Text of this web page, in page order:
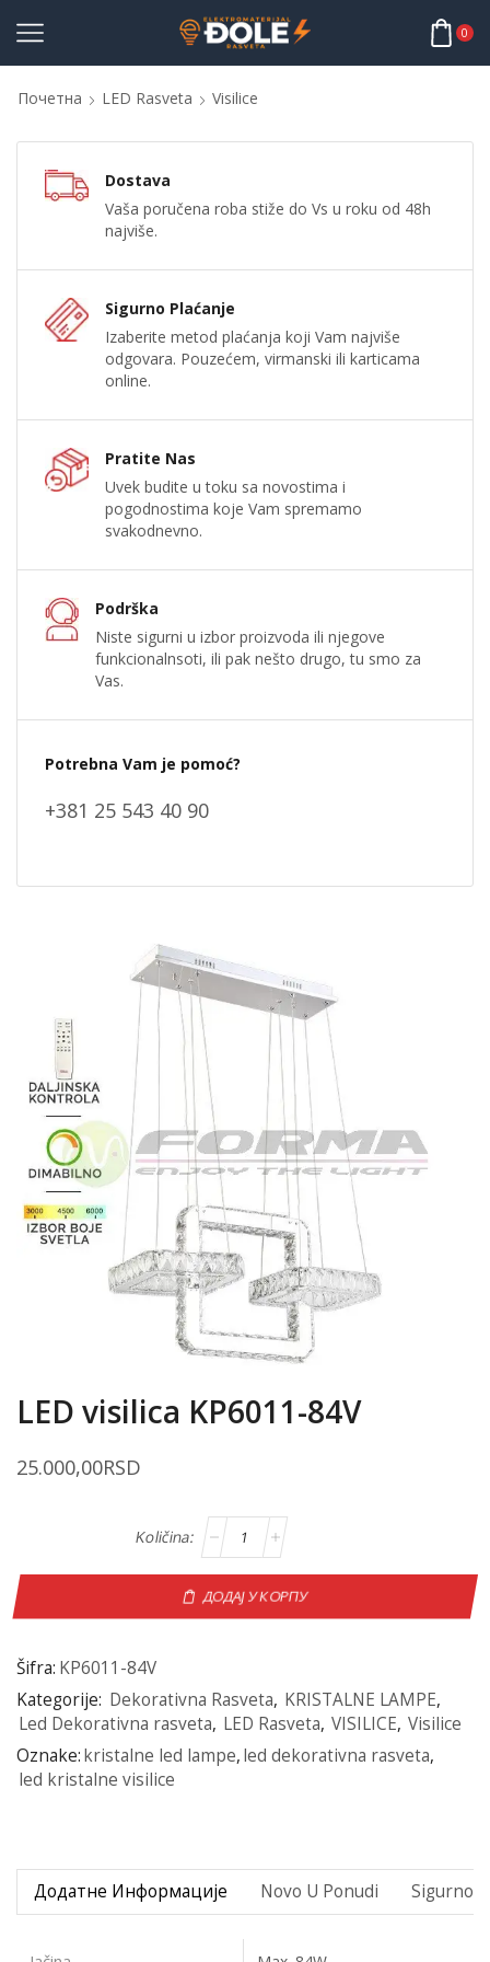
0
Почетна LED Rasveta Visilice
Dostava
Vaša poručena roba stiže do Vs u roku od 48h
najviše.
Sigurno Plaćanje
Izaberite metod plaćanja koji Vam najviše
odgovara. Pouzećem, virmanski ili karticama
online.
Pratite Nas
Uvek budite u toku sa novostima i
pogodnostima koje Vam spremamo
svakodnevno.
Podrška
Niste sigurni u izbor proizvoda ili njegove
funkcionalnsoti, ili pak nešto drugo, tu smo za
Vas.
Potrebna Vam je pomoć?
+381 25 543 40 90
LED visilica KP6011-84V
25.000,00RSD
ДОДАЈ У КОРПУ
Šifra: KP6011-84V
Kategorije: Dekorativna Rasveta, KRISTALNE LAMPE,
Led Dekorativna rasveta, LED Rasveta, VISILICE, Visilice
Oznake:kristalne led lampe,led dekorativna rasveta,
led kristalne visilice
Додатне Информације Novo U Ponudi Sigurno